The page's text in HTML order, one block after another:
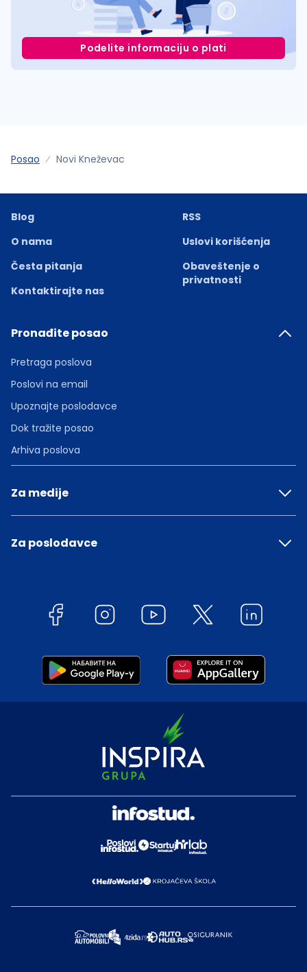
Podelite informaciju o plati
Posao Novi Kneževac
Blog
O nama
Česta pitanja
Kontaktirajte nas
RSS
Uslovi korišćenja
Obaveštenje o
privatnosti
Pronađite posao
Pretraga poslova
Poslovi na email
Upoznajte poslodavce
Dok tražite posao
Arhiva poslova
Za medije
Za poslodavce